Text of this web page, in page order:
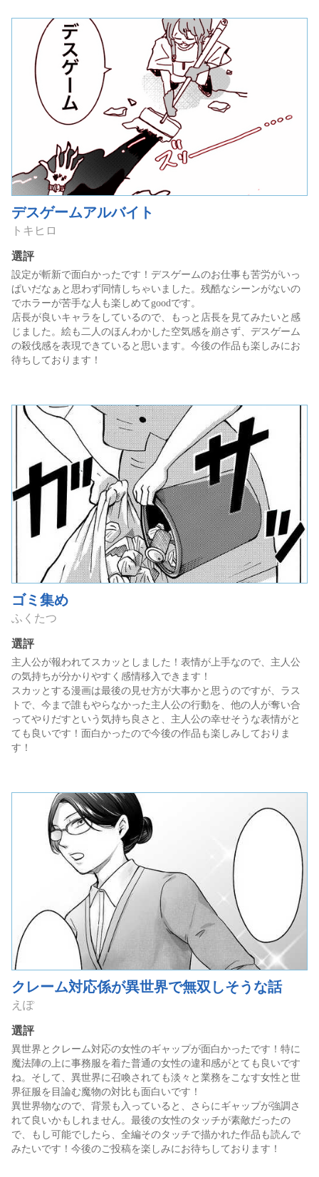
デスゲームアルバイト
トキヒロ
選評
設定が斬新で面白かったです！デスゲームのお仕事も苦労がいっ
ぱいだなぁと思わず同情しちゃいました。残酷なシーンがないの
でホラーが苦手な人も楽しめてgoodです。
店長が良いキャラをしているので、もっと店長を見てみたいと感
じました。絵も二人のほんわかした空気感を崩さず、デスゲーム
の殺伐感を表現できていると思います。今後の作品も楽しみにお
待ちしております！
ゴミ集め
ふくたつ
選評
主人公が報われてスカッとしました！表情が上手なので、主人公
の気持ちが分かりやすく感情移入できます！
スカッとする漫画は最後の見せ方が大事かと思うのですが、ラス
トで、今まで誰もやらなかった主人公の行動を、他の人が奪い合
ってやりだすという気持ち良さと、主人公の幸せそうな表情がと
ても良いです！面白かったので今後の作品も楽しみしておりま
す！
クレーム対応係が異世界で無双しそうな話
えぽ
選評
異世界とクレーム対応の女性のギャップが面白かったです！特に
魔法陣の上に事務服を着た普通の女性の違和感がとても良いです
ね。そして、異世界に召喚されても淡々と業務をこなす女性と世
界征服を目論む魔物の対比も面白いです！
異世界物なので、背景も入っていると、さらにギャップが強調さ
れて良いかもしれません。最後の女性のタッチが素敵だったの
で、もし可能でしたら、全編そのタッチで描かれた作品も読んで
みたいです！今後のご投稿を楽しみにお待ちしております！